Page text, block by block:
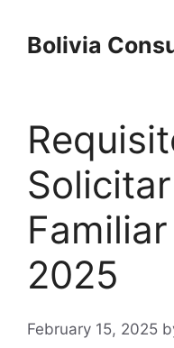
contentBolivia
2025
February 15, 2025